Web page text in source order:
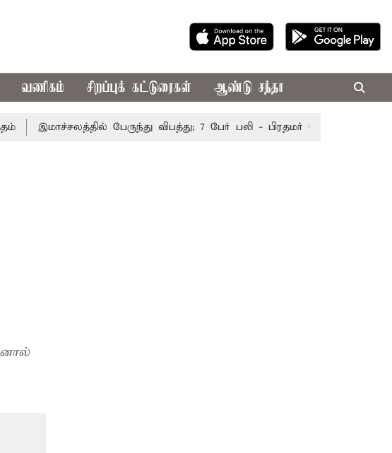
வணிகம் சிறப்புக் கட்டுரைகள் ஆண்டு சந்தா
இமாச்சலத்தில் பேருந்து விபத்து; 7 பேர் பலி - பிரதமர் மோடி இரங்கல்